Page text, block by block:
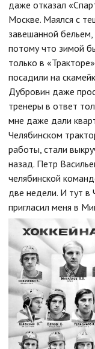
даже отказал
Москве. Маялся с
завешанной
потому что зимой
только в
посадили на
Дубровин даже
тренеры в ответ
мне даже дали
Челябинском
работы, стали
назад. Петр
челябинской
две недели. И тут в
пригласил меня в